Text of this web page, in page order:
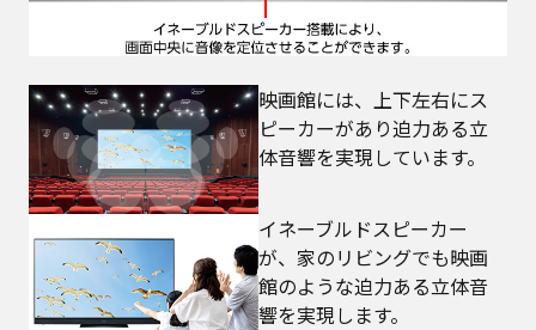
映画館には、上下左右にス
ピーカーがあり迫力ある立
体音響を実現しています。
イネーブルドスピーカー
が、家のリビングでも映画
館のような迫力ある立体音
響を実現します。